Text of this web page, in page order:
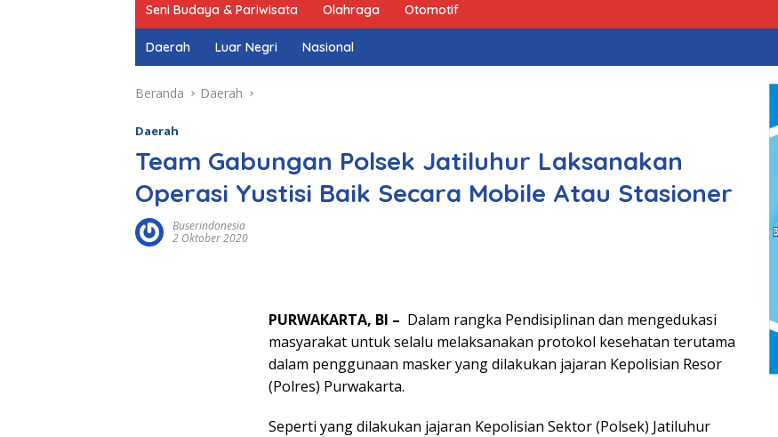
Seni Budaya & Pariwisata Olahraga Otomotif
Daerah Luar Negri Nasional
Beranda Daerah
Daerah
Team Gabungan Polsek Jatiluhur Laksanakan
Operasi Yustisi Baik Secara Mobile Atau Stasioner
Buserindonesia
2 Oktober 2020
PURWAKARTA, BI – Dalam rangka Pendisiplinan dan mengedukasi
masyarakat untuk selalu melaksanakan protokol kesehatan terutama
dalam penggunaan masker yang dilakukan jajaran Kepolisian Resor
(Polres) Purwakarta.
Seperti yang dilakukan jajaran Kepolisian Sektor (Polsek) Jatiluhur